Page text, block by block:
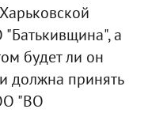
а
будет ли он
должна принять
"ВО